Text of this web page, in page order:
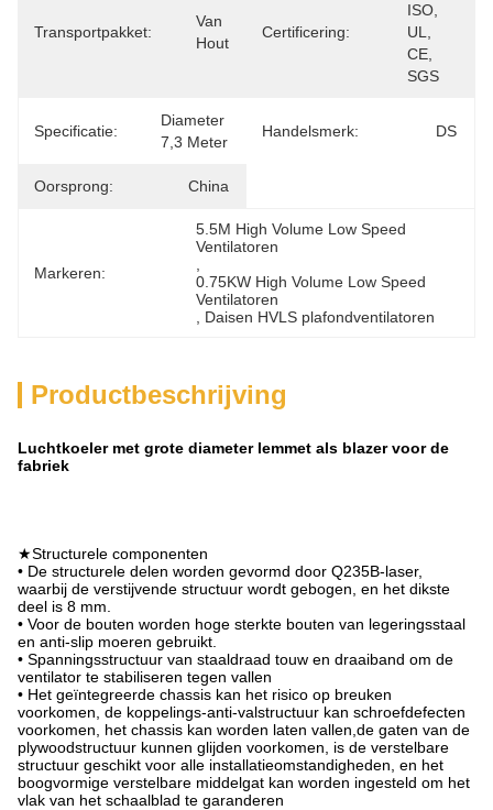
Transportpakket:
Van
Hout
Certificering:
ISO,
UL,
CE,
SGS
Specificatie:
Diameter
7,3 Meter
Handelsmerk: DS
Oorsprong: China
Markeren:
5.5M High Volume Low Speed
Ventilatoren
0.75KW High Volume Low Speed
Ventilatoren
Daisen HVLS plafondventilatoren
Productbeschrijving
Luchtkoeler met grote diameter lemmet als blazer voor de
fabriek
★Structurele componenten
• De structurele delen worden gevormd door Q235B-laser,
waarbij de verstijvende structuur wordt gebogen, en het dikste
deel is 8 mm.
• Voor de bouten worden hoge sterkte bouten van legeringsstaal
en anti-slip moeren gebruikt.
• Spanningsstructuur van staaldraad touw en draaiband om de
ventilator te stabiliseren tegen vallen
• Het geïntegreerde chassis kan het risico op breuken
voorkomen, de koppelings-anti-valstructuur kan schroefdefecten
voorkomen, het chassis kan worden laten vallen,de gaten van de
plywoodstructuur kunnen glijden voorkomen, is de verstelbare
structuur geschikt voor alle installatieomstandigheden, en het
boogvormige verstelbare middelgat kan worden ingesteld om het
vlak van het schaalblad te garanderen